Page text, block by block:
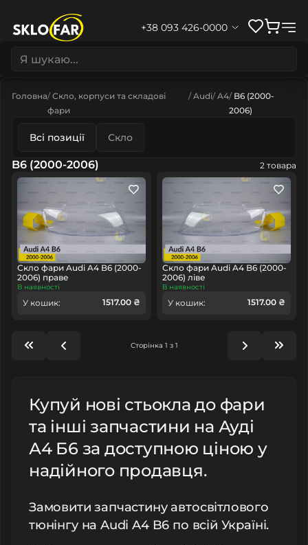
+38 093 426-0000
Головна Скло, корпуси та складові
фари
Audi A4 B6 (2000-
2006)
Всі позиції Скло
B6 (2000-2006) 2 товара
Скло фари Audi A4 B6 (2000-
2006) праве
В наявності
У кошик: 1517.00 ₴
Скло фари Audi A4 B6 (2000-
2006) ліве
В наявності
У кошик: 1517.00 ₴
Сторінка 1 з 1
Купуй нові стьокла до фари
та інші запчастини на Ауді
А4 Б6 за доступною ціною у
надійного продавця.
Замовити запчастину автосвітлового
тюнінгу на Audi A4 B6 по всій Україні.